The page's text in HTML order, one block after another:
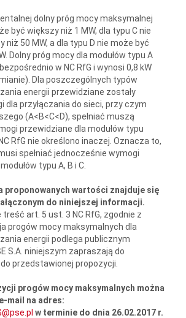
dolny próg mocy maksymalnej
być większy niż 1 MW, dla typu C nie
niż 50 MW, a dla typu D nie może być
Dolny próg mocy dla modułów typu A
w NC RfG i wynosi 0,8 kW
Dla poszczególnych typów
energii przewidziane zostały
dla przyłączania do sieci, przy czym
(A<B<C<D), spełniać muszą
przewidziane dla modułów typu
RfG nie określono inaczej. Oznacza to,
spełniać jednocześnie wymogi
typu A, B i C.
proponowanych wartości znajduje się
do niniejszej informacji.
art. 5 ust. 3 NC RfG, zgodnie z
progów mocy maksymalnych dla
energii podlega publicznym
S.A. niniejszym zapraszają do
przedstawionej propozycji.
progów mocy maksymalnych można
mail na adres:
w terminie do dnia 26.02.2017 r.